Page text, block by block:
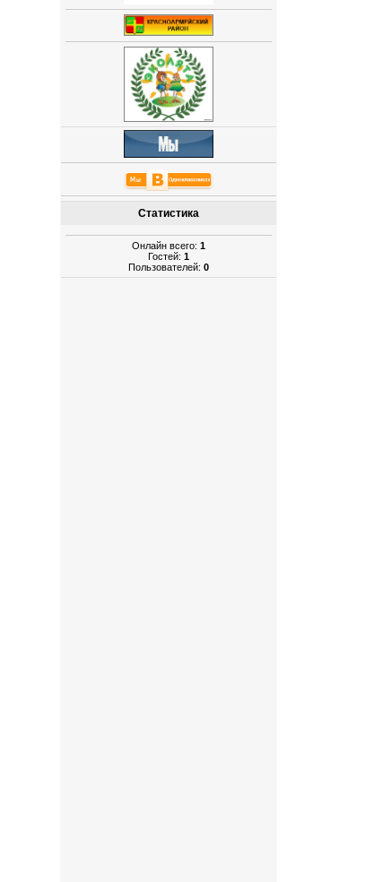
Статистика
Онлайн всего:1
Гостей:1
Пользователей:0